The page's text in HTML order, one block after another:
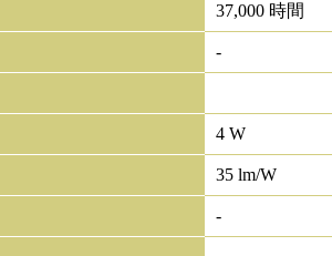
37,000 時間
-
4 W
35 lm/W
-